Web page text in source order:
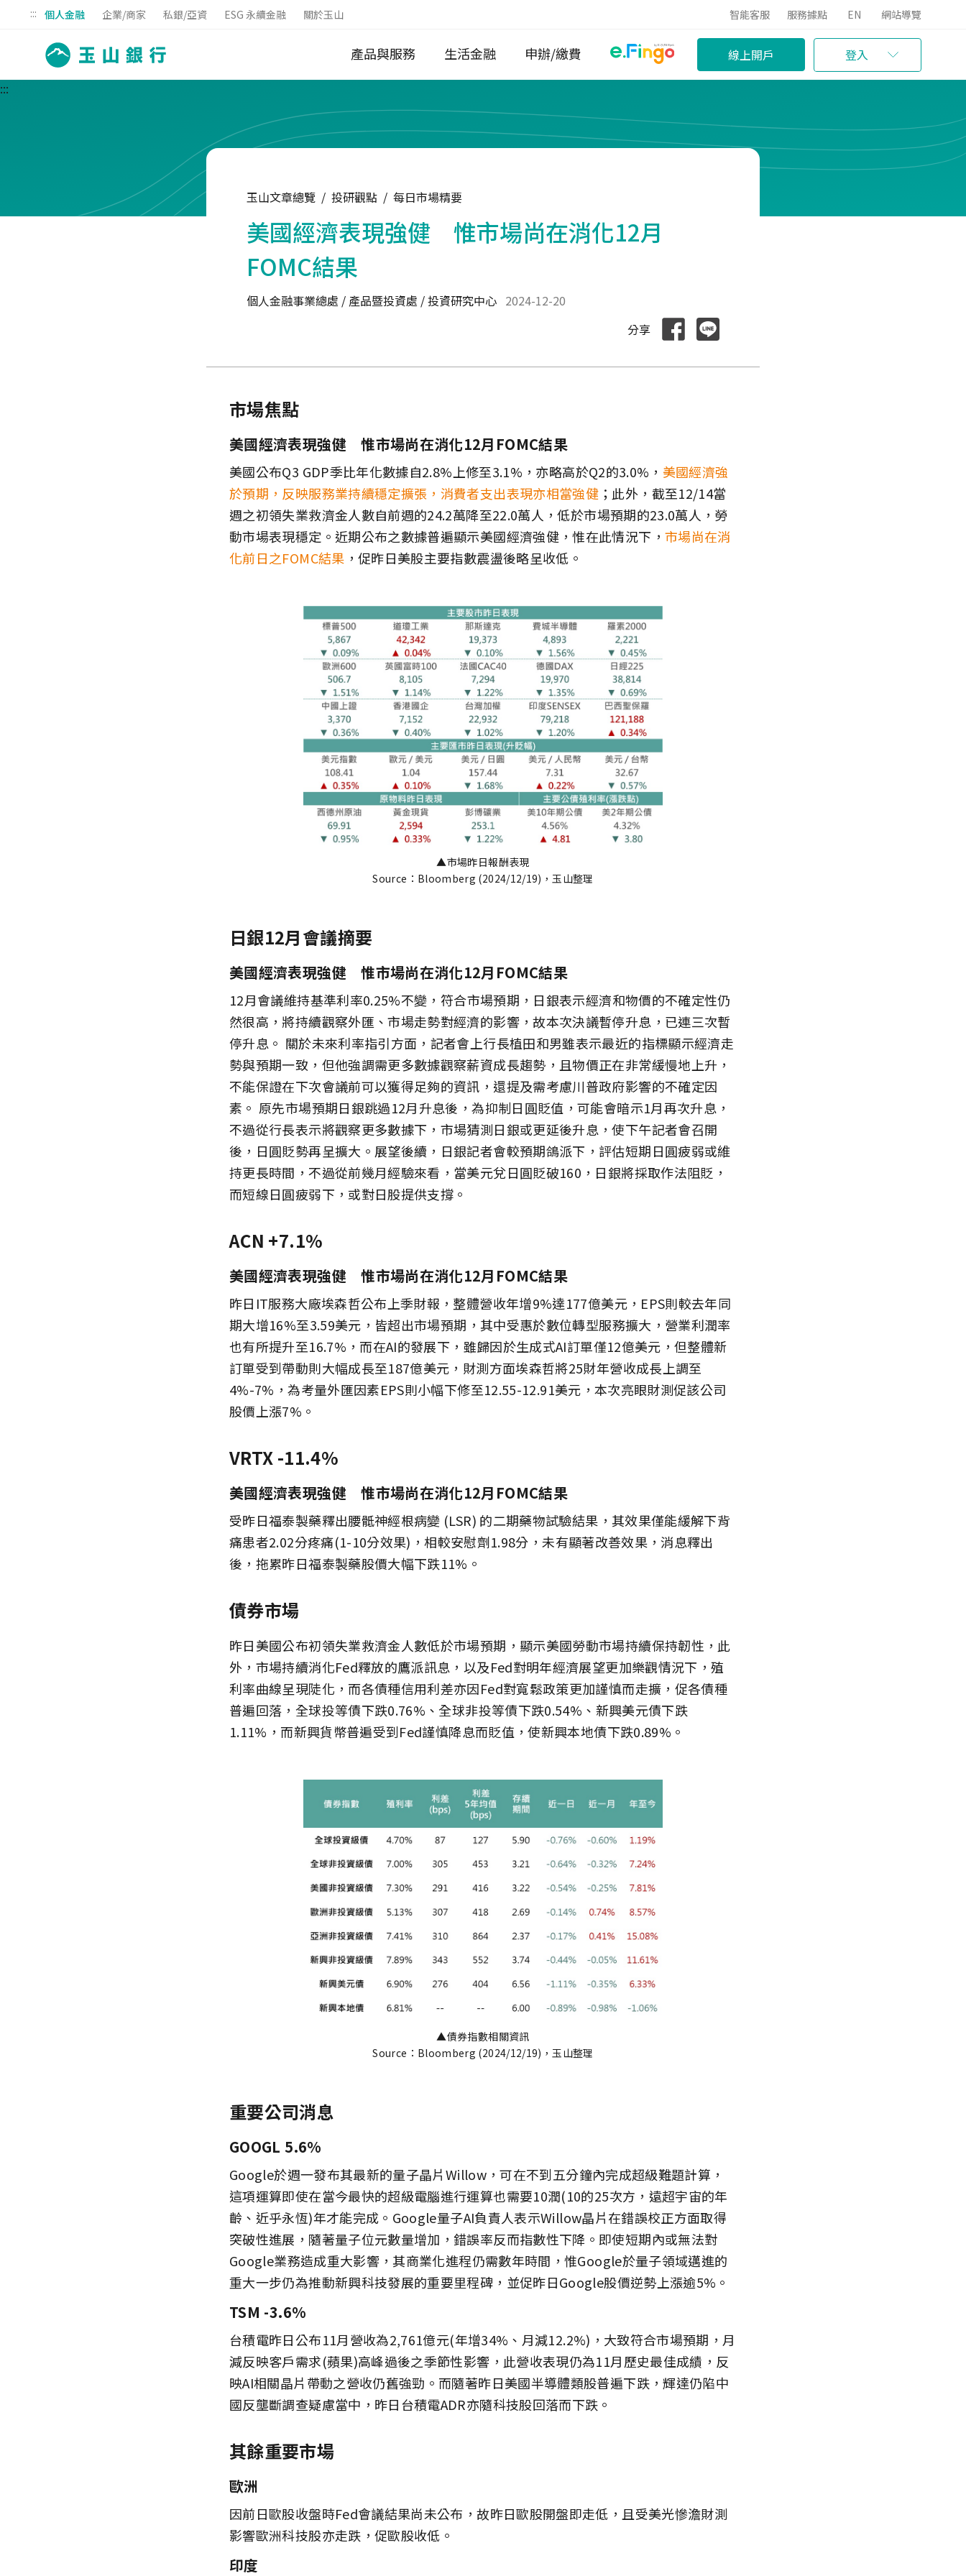
::: 個人金融 企業/商家 私銀/亞資 ESG 永續金融 關於玉山 智能客服 服務據點 EN 網站導覽
產品與服務 生活金融 申辦/繳費 線上開戶
登入
:::
玉山文章總覽 / 投研觀點 / 每日市場精要
美國經濟表現強健 惟市場尚在消化12月
FOMC結果
個人金融事業總處 / 產品暨投資處 / 投資研究中心 2024-12-20
分享
市場焦點
美國經濟表現強健 惟市場尚在消化12月FOMC結果
美國公布Q3 GDP季比年化數據自2.8%上修至3.1%，亦略高於Q2的3.0%， 美國經濟強
於預期，反映服務業持續穩定擴張，消費者支出表現亦相當強健 ；此外，截至12/14當
週之初領失業救濟金人數自前週的24.2萬降至22.0萬人，低於市場預期的23.0萬人，勞
動市場表現穩定。近期公布之數據普遍顯示美國經濟強健，惟在此情況下， 市場尚在消
化前日之FOMC結果 ，促昨日美股主要指數震盪後略呈收低。
▲市場昨日報酬表現
Source：Bloomberg (2024/12/19)，玉山整理
日銀12月會議摘要
美國經濟表現強健 惟市場尚在消化12月FOMC結果
12月會議維持基準利率0.25%不變，符合市場預期，日銀表示經濟和物價的不確定性仍
然很高，將持續觀察外匯、市場走勢對經濟的影響，故本次決議暫停升息，已連三次暫
停升息。 關於未來利率指引方面，記者會上行長植田和男雖表示最近的指標顯示經濟走
勢與預期一致，但他強調需更多數據觀察薪資成長趨勢，且物價正在非常緩慢地上升，
不能保證在下次會議前可以獲得足夠的資訊，還提及需考慮川普政府影響的不確定因
素。 原先市場預期日銀跳過12月升息後，為抑制日圓貶值，可能會暗示1月再次升息，
不過從行長表示將觀察更多數據下，市場猜測日銀或更延後升息，使下午記者會召開
後，日圓貶勢再呈擴大。展望後續，日銀記者會較預期鴿派下，評估短期日圓疲弱或維
持更長時間，不過從前幾月經驗來看，當美元兌日圓貶破160，日銀將採取作法阻貶，
而短線日圓疲弱下，或對日股提供支撐。
ACN +7.1%
美國經濟表現強健 惟市場尚在消化12月FOMC結果
昨日IT服務大廠埃森哲公布上季財報，整體營收年增9%達177億美元，EPS則較去年同
期大增16%至3.59美元，皆超出市場預期，其中受惠於數位轉型服務擴大，營業利潤率
也有所提升至16.7%，而在AI的發展下，雖歸因於生成式AI訂單僅12億美元，但整體新
訂單受到帶動則大幅成長至187億美元，財測方面埃森哲將25財年營收成長上調至
4%-7%，為考量外匯因素EPS則小幅下修至12.55-12.91美元，本次亮眼財測促該公司
股價上漲7%。
VRTX -11.4%
美國經濟表現強健 惟市場尚在消化12月FOMC結果
受昨日福泰製藥釋出腰骶神經根病變 (LSR) 的二期藥物試驗結果，其效果僅能緩解下背
痛患者2.02分疼痛(1-10分效果)，相較安慰劑1.98分，未有顯著改善效果，消息釋出
後，拖累昨日福泰製藥股價大幅下跌11%。
債券市場
昨日美國公布初領失業救濟金人數低於市場預期，顯示美國勞動市場持續保持韌性，此
外，市場持續消化Fed釋放的鷹派訊息，以及Fed對明年經濟展望更加樂觀情況下，殖
利率曲線呈現陡化，而各債種信用利差亦因Fed對寬鬆政策更加謹慎而走擴，促各債種
普遍回落，全球投等債下跌0.76%、全球非投等債下跌0.54%、新興美元債下跌
1.11%，而新興貨幣普遍受到Fed謹慎降息而貶值，使新興本地債下跌0.89%。
▲債券指數相關資訊
Source：Bloomberg (2024/12/19)，玉山整理
重要公司消息
GOOGL 5.6%
Google於週一發布其最新的量子晶片Willow，可在不到五分鐘內完成超級難題計算，
這項運算即使在當今最快的超級電腦進行運算也需要10潤(10的25次方，遠超宇宙的年
齡、近乎永恆)年才能完成。Google量子AI負責人表示Willow晶片在錯誤校正方面取得
突破性進展，隨著量子位元數量增加，錯誤率反而指數性下降。即使短期內或無法對
Google業務造成重大影響，其商業化進程仍需數年時間，惟Google於量子領域邁進的
重大一步仍為推動新興科技發展的重要里程碑，並促昨日Google股價逆勢上漲逾5%。
TSM -3.6%
台積電昨日公布11月營收為2,761億元(年增34%、月減12.2%)，大致符合市場預期，月
減反映客戶需求(蘋果)高峰過後之季節性影響，此營收表現仍為11月歷史最佳成績，反
映AI相關晶片帶動之營收仍舊強勁。而隨著昨日美國半導體類股普遍下跌，輝達仍陷中
國反壟斷調查疑慮當中，昨日台積電ADR亦隨科技股回落而下跌。
其餘重要市場
歐洲
因前日歐股收盤時Fed會議結果尚未公布，故昨日歐股開盤即走低，且受美光慘澹財測
影響歐洲科技股亦走跌，促歐股收低。
印度